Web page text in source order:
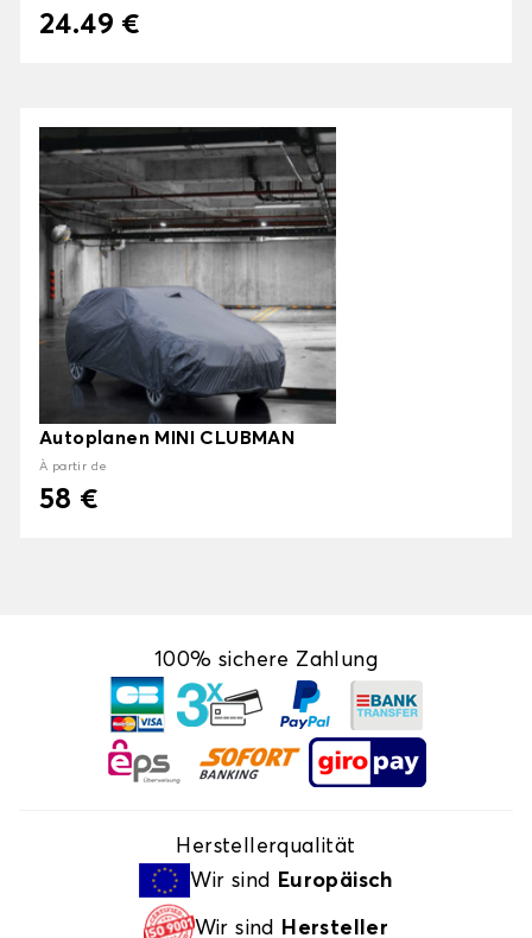
24.49 €
Autoplanen MINI CLUBMAN
À partir de
58 €
100% sichere Zahlung
Herstellerqualität
Wir sind
Europäisch
Wir sind Hersteller